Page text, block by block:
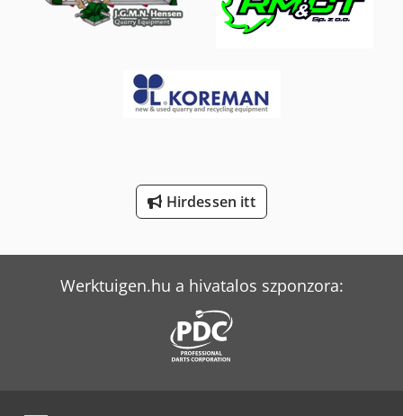
Volvo Fh 500
Weinbrenner Tsv 6/3050Hirdessen itt
Werktuigen.hu a hivatalos szponzora: